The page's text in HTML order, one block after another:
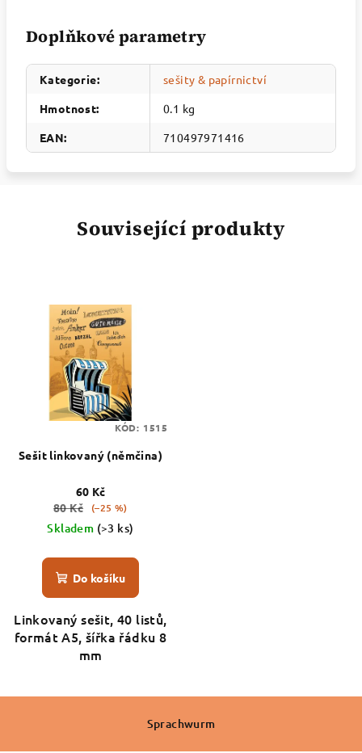
Doplňkové parametry
Kategorie:
sešity & papírnictví
Hmotnost:
0.1 kg
EAN: 710497971416
Související produkty
Sešit linkovaný (němčina)
60 Kč
80 Kč
(–25 %)
Skladem (>3 ks)
Do košíku
Linkovaný sešit, 40 listů,
formát A5, šířka řádku 8
mm
KÓD: 1515
Sprachwurm